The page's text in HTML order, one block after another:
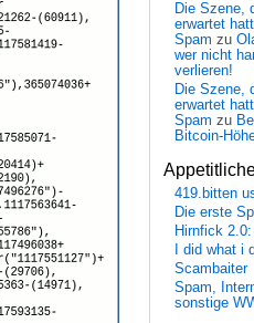
Die Szene,
erwartet
Spam zu
wer nicht
verlieren!
Die Szene,
erwartet
Spam zu
Bitcoin-
419.bitten
Die erste
Hirnfick
I did what i
Scambaiter
Spam,
sonstige